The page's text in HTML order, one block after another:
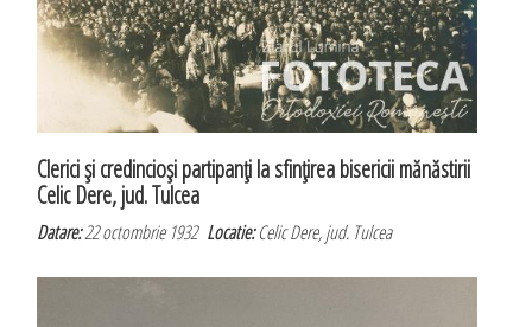
Clerici şi credincioşi partipanţi la sfinţirea bisericii mănăstirii
Celic Dere, jud. Tulcea
Datare:22 octombrie 1932Locatie:Celic Dere, jud. Tulcea